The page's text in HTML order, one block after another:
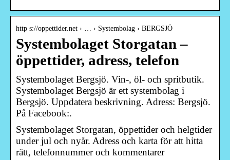
http s://oppettider.net › … › Systembolag › BERGSJÖ
Systembolaget Storgatan –
öppettider, adress, telefon
Systembolaget Bergsjö. Vin-, öl- och spritbutik.
Systembolaget Bergsjö är ett systembolag i
Bergsjö. Uppdatera beskrivning. Adress: Bergsjö.
På Facebook:.
Systembolaget Storgatan, öppettider och helgtider
under jul och nyår. Adress och karta för att hitta
rätt, telefonnummer och kommentarer